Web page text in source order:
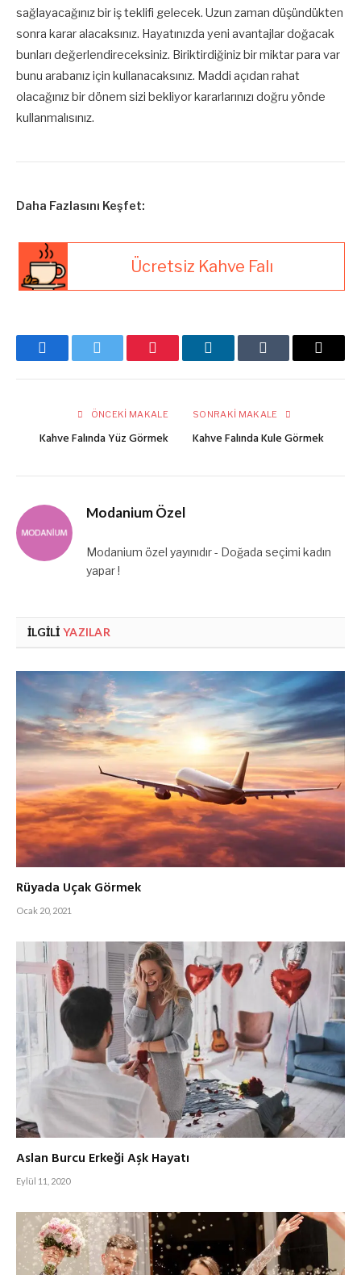
sağlayacağınız bir iş teklifi gelecek. Uzun zaman düşündükten
sonra karar alacaksınız. Hayatınızda yeni avantajlar doğacak
bunları değerlendireceksiniz. Biriktirdiğiniz bir miktar para var
bunu arabanız için kullanacaksınız. Maddi açıdan rahat
olacağınız bir dönem sizi bekliyor kararlarınızı doğru yönde
kullanmalısınız.
Daha Fazlasını Keşfet:
Ücretsiz Kahve Falı
FacebookTwitter Pinterest LinkedInTumblr
E-
ÖNCEKI MAKALE
Kahve Falında Yüz Görmek
SONRAKI MAKALE
Kahve Falında Kule Görmek
Modanium Özel
Modanium özel yayınıdır - Doğada seçimi kadın
yapar !
İLGILI YAZILAR
Rüyada Uçak Görmek
Ocak 20, 2021
Aslan Burcu Erkeği Aşk Hayatı
Eylül 11, 2020